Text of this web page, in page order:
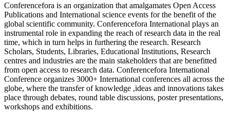
Conferencefora is an organization that amalgamates Open Access
Publications and International science events for the benefit of the
global scientific community. Conferencefora International plays an
instrumental role in expanding the reach of research data in the real
time, which in turn helps in furthering the research. Research
Scholars, Students, Libraries, Educational Institutions, Research
centres and industries are the main stakeholders that are benefitted
from open access to research data. Conferencefora International
Conference organizes 3000+ International conferences all across the
globe, where the transfer of knowledge ,ideas and innovations takes
place through debates, round table discussions, poster presentations,
workshops and exhibitions.